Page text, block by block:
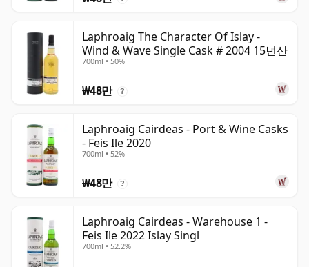
Laphroaig The Character Of Islay -
Wind & Wave Single Cask # 2004 15년산
700ml • 50%
₩48만 ?
Laphroaig Cairdeas - Port & Wine Casks
- Feis Ile 2020
700ml • 52%
₩48만 ?
Laphroaig Cairdeas - Warehouse 1 -
Feis Ile 2022 Islay Singl
700ml • 52.2%